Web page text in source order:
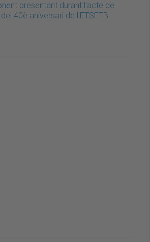
presentant durant l'acte de
40è aniversari de l'ETSETB